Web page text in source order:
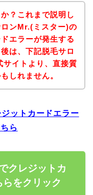
？これまで説明し
ンMr.(ミスター)の
エラーが発生する
は、下記脱毛サロ
イトより、直接質
しれません。
ットカードエラー
ら
クレジットカ
をクリック